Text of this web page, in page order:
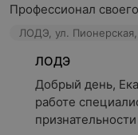
Профессионал
ЛОДЭ, ул.
ЛОДЭ
Добрый день,
работе